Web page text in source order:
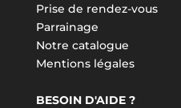
Prise de rendez-vous
Parrainage
Notre catalogue
Mentions légales
BESOIN D'AIDE ?